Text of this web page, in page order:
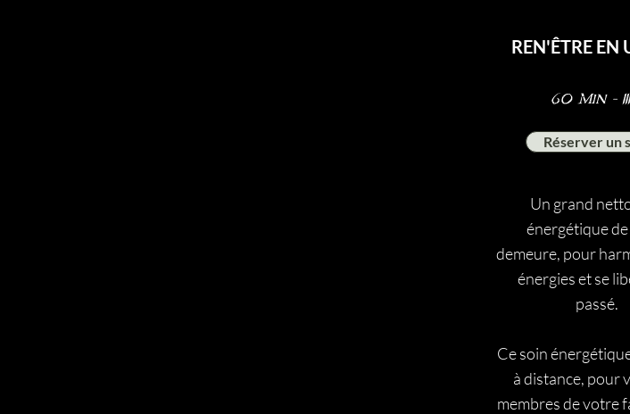
REN'ÊTRE EN
60 Min -
Réserver un
Un grand
énergétique
demeure, pour
énergies et se
passé.
Ce soin
à distance, pour
membres de votre